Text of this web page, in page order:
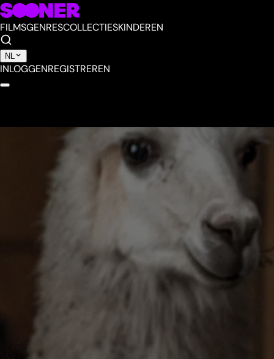
FILMSGENRESCOLLECTIESKINDEREN
NL
INLOGGENREGISTREREN